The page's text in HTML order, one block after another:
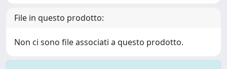
File in questo prodotto:
Non ci sono file associati a questo prodotto.